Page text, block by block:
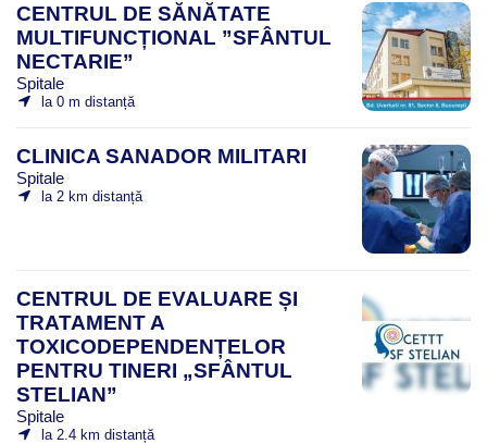
CENTRUL DE SĂNĂTATE
MULTIFUNCȚIONAL ”SFÂNTUL
NECTARIE”
Spitale
la 0 m distanță
CLINICA SANADOR MILITARI
Spitale
la 2 km distanță
CENTRUL DE EVALUARE ȘI
TRATAMENT A
TOXICODEPENDENȚELOR
PENTRU TINERI „SFÂNTUL
STELIAN”
Spitale
la 2.4 km distanță